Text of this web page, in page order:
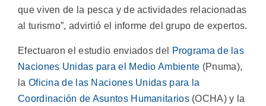
que viven de la pesca y de actividades relacionadas
al turismo”, advirtió el informe del grupo de expertos.
Efectuaron el estudio enviados del
Programa de las
Naciones Unidas para el Medio Ambiente (Pnuma),
la Oficina de las Naciones Unidas para la
Coordinación de Asuntos Humanitarios(OCHA) y la